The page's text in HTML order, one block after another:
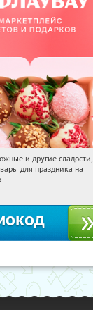
Получили:
и другие сладости,
для праздника на